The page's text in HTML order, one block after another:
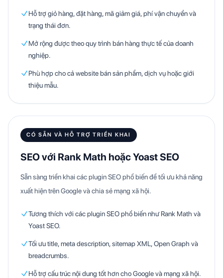
Hỗ trợ giỏ hàng, đặt hàng, mã giảm giá, phí vận chuyển và
trạng thái đơn.
Mở rộng được theo quy trình bán hàng thực tế của doanh
nghiệp.
Phù hợp cho cả website bán sản phẩm, dịch vụ hoặc giới
thiệu mẫu.
CÓ SẴN VÀ HỖ TRỢ TRIỂN KHAI
SEO với Rank Math hoặc Yoast SEO
Sẵn sàng triển khai các plugin SEO phổ biến để tối ưu khả năng
xuất hiện trên Google và chia sẻ mạng xã hội.
Tương thích với các plugin SEO phổ biến như Rank Math và
Yoast SEO.
Tối ưu title, meta description, sitemap XML, Open Graph và
breadcrumbs.
Hỗ trợ cấu trúc nội dung tốt hơn cho Google và mạng xã hội.